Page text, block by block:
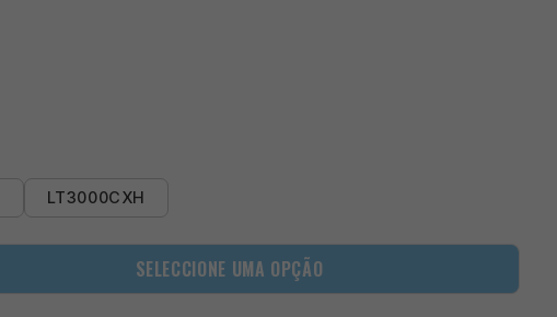
LT3000CXH
SELECCIONE UMA OPÇÃO